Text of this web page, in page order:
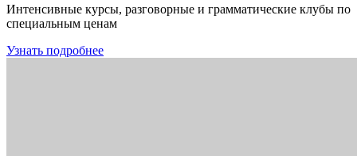
Интенсивные курсы, разговорные и грамматические клубы по
специальным ценам
Узнать подробнее